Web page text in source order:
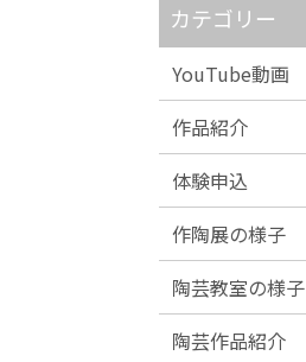
カテゴリー
YouTube動画
作品紹介
体験申込
作陶展の様子
陶芸教室の様子
陶芸作品紹介